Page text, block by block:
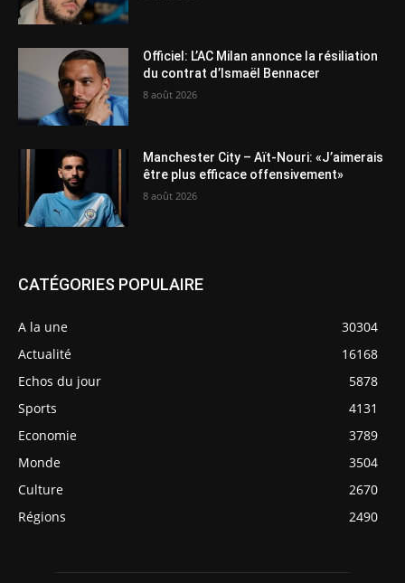
Officiel: L’AC Milan annonce la résiliation
du contrat d’Ismaël Bennacer
8 août 2026
Manchester City – Aït-Nouri: «J’aimerais
être plus efficace offensivement»
8 août 2026
CATÉGORIES POPULAIRE
A la une
30304
Actualité
16168
Echos du jour
5878
Sports
4131
Economie
3789
Monde
3504
Culture
2670
Régions
2490